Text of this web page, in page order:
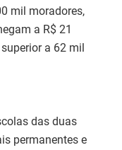
mil moradores,
a R$ 21
a 62 mil
das duas
permanentes e